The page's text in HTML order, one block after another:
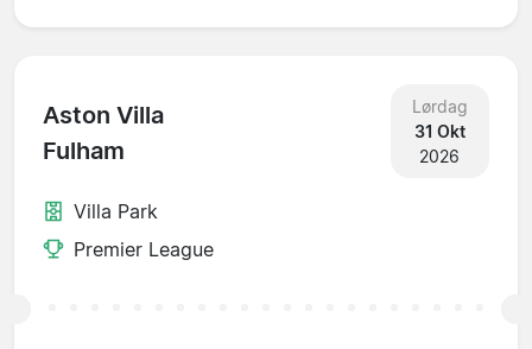
Aston Villa
Fulham
Lørdag
31 Okt
2026
Villa Park
Premier League